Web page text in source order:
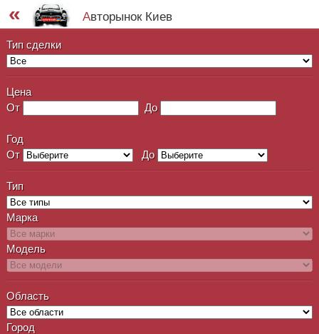
« Авторынок Киев
Тип сделки
Цена
От
До
Год
От
До
Тип
Марка
Модель
Область
Город